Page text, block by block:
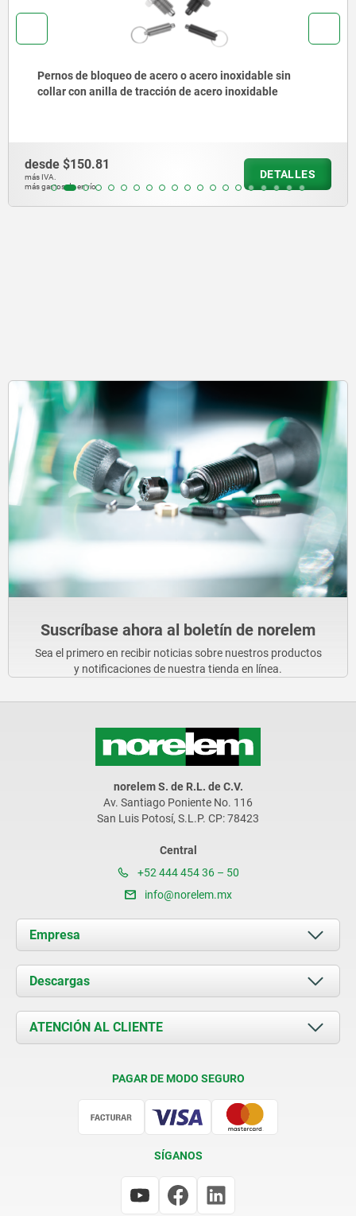
Pernos de bloqueo de acero o acero inoxidable, versión
corta, con vástago roscado
desde $204.99
más IVA.
más gastos de envío
DETALLES
Suscríbase ahora al boletín de norelem
Sea el primero en recibir noticias sobre nuestros productos
y notificaciones de nuestra tienda en línea.
norelem S. de R.L. de C.V.
Av. Santiago Poniente No. 116
San Luis Potosí, S.L.P. CP: 78423
Central
+52 444 454 36 – 50
info@norelem.mx
Empresa
Acerca de nosotros
Novedades
Contacto
Descargas
Documents
ATENCIÓN AL CLIENTE
PAGAR DE MODO SEGURO
SÍGANOS